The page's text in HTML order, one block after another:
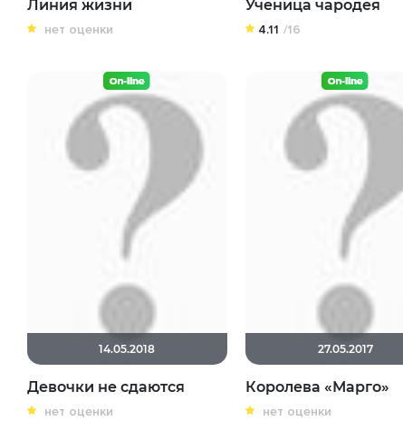
Линия жизни
нет оценки
Ученица чародея
4.11 /16
14.05.2018
Девочки не сдаются
нет оценки
27.05.2017
Королева «Марго»
нет оценки